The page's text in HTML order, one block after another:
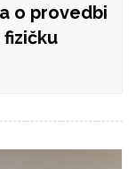
o provedbi
fizičku